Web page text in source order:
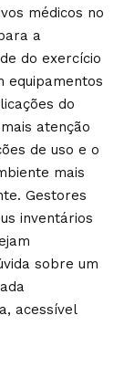
médicos no
a
do exercício
equipamentos
do
atenção
de uso e o
mais
Gestores
inventários
sobre um
acessível